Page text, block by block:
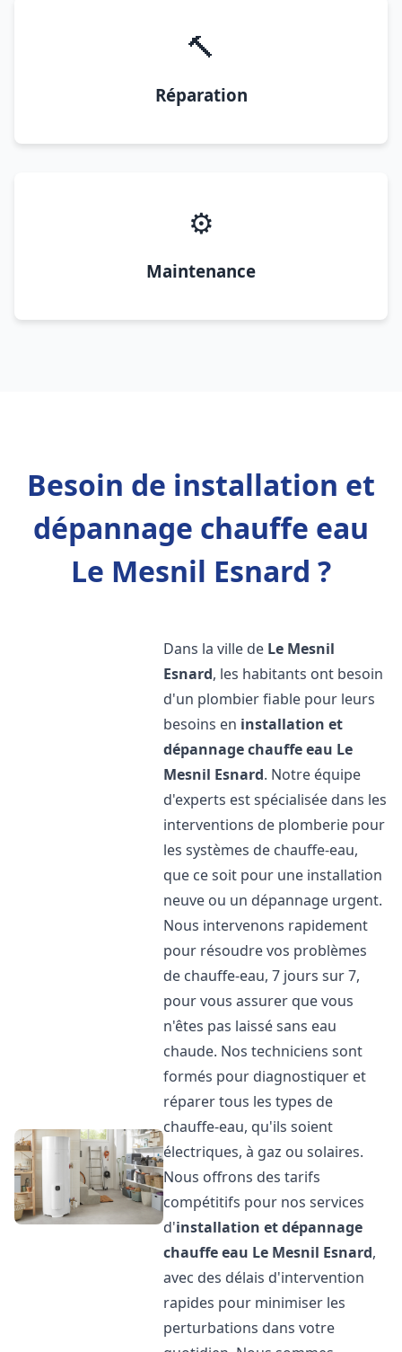
🔨
Réparation
⚙️
Maintenance
Besoin de installation et
dépannage chauffe eau
Le Mesnil Esnard ?
Dans la ville de Le Mesnil
Esnard, les habitants ont besoin
d'un plombier fiable pour leurs
besoins en installation et
dépannage chauffe eau Le
Mesnil Esnard. Notre équipe
d'experts est spécialisée dans les
interventions de plomberie pour
les systèmes de chauffe-eau,
que ce soit pour une installation
neuve ou un dépannage urgent.
Nous intervenons rapidement
pour résoudre vos problèmes
de chauffe-eau, 7 jours sur 7,
pour vous assurer que vous
n'êtes pas laissé sans eau
chaude. Nos techniciens sont
formés pour diagnostiquer et
réparer tous les types de
chauffe-eau, qu'ils soient
électriques, à gaz ou solaires.
Nous offrons des tarifs
compétitifs pour nos services
d'installation et dépannage
chauffe eau Le Mesnil Esnard,
avec des délais d'intervention
rapides pour minimiser les
perturbations dans votre